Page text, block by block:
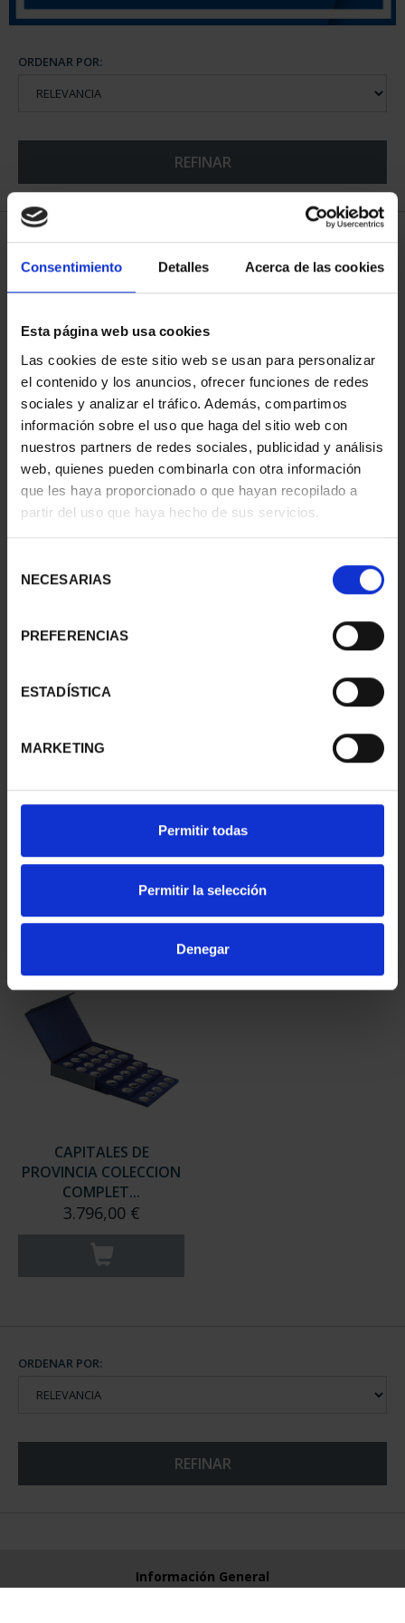
Consentimiento Detalles Acerca de las cookies
Esta página web usa cookies
Las cookies de este sitio web se usan para personalizar
el contenido y los anuncios, ofrecer funciones de redes
sociales y analizar el tráfico. Además, compartimos
información sobre el uso que haga del sitio web con
nuestros partners de redes sociales, publicidad y análisis
web, quienes pueden combinarla con otra información
que les haya proporcionado o que hayan recopilado a
partir del uso que haya hecho de sus servicios.
NECESARIAS
PREFERENCIAS
ESTADÍSTICA
MARKETING
Permitir todas
Permitir la selección
Denegar
ORDENAR POR:
REFINAR
5 Productos encontrados
SUSCRIPCIÓN
CAPITALES DE
PROVINCIA 1
949,00 €
Sólo para usuarios
registrados
SUSCRIPCIÓN
CAPITALES DE
PROVINCIA 2
949,00 €
Sólo para usuarios
registrados
PROVINCIA 3
registrados
PROVINCIA 4
registrados
CAPITALES DE
PROVINCIA COLECCION
COMPLET...
3.796,00 €
ORDENAR POR:
REFINAR
Información General